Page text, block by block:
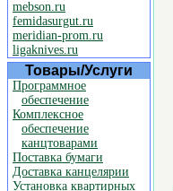
mebson.ru
femidasurgut.ru
meridian-prom.ru
ligaknives.ru
Товары/Услуги
Программное
обеспечение
Комплексное
обеспечение
канцтоварами
Поставка бумаги
Доставка канцелярии
Установка квартирных